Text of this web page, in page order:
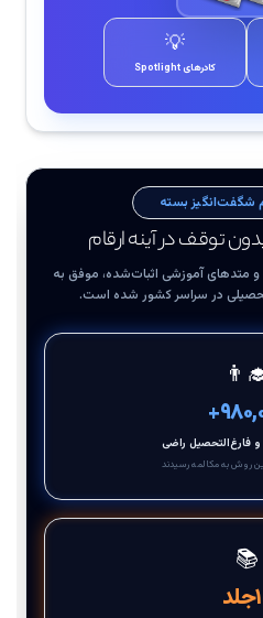
💡
کادرهای Spotlight
شگفت‌انگیز بسته
توقف در آینه ارقام
با همگام‌سازی ۱۰ کتاب و متدهای آموزشی اثبات‌شده، موفق به
در سراسر کشور شده است.
+
و فارغ‌التحصیل راضی
این روش به مکالمه رسیدند
📚
جلد